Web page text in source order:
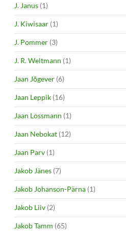
J. Janus (1)
J. Kiwisaar (1)
J. Pommer (3)
J. R. Weltmann (1)
Jaan Jõgever (6)
Jaan Leppik (16)
Jaan Lossmann (1)
Jaan Nebokat (12)
Jaan Parv (1)
Jakob Jänes (7)
Jakob Johanson-Pärna (1)
Jakob Liiv (2)
Jakob Tamm (65)